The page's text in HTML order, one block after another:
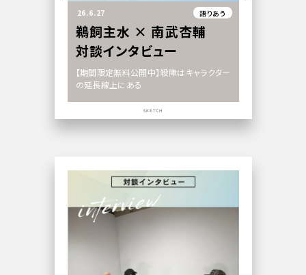
26.6.27 語りあう
鵜飼主水 × 南武杏輔
対談インタビュー
【期間限定無料公開中】殺陣はキャラクター
の延長線上にある
SKETCH